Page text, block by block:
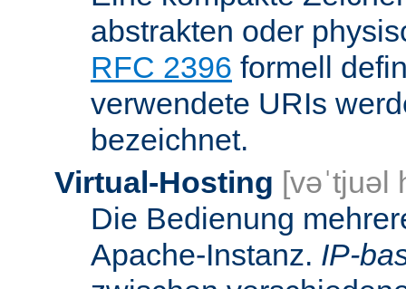
abstrakten oder
RFC 2396 formell
verwendete URIs
bezeichnet.
Virtual-Hosting [vəˈtjuəl
Die Bedienung
Apache-Instanz. IP-